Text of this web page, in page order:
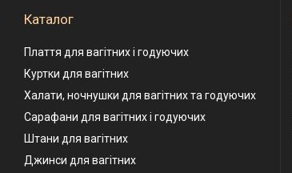
Каталог
Плаття для вагітних і годуючих
Куртки для вагітних
Халати, ночнушки для вагітних та годуючих
Сарафани для вагітних і годуючих
Штани для вагітних
Джинси для вагітних